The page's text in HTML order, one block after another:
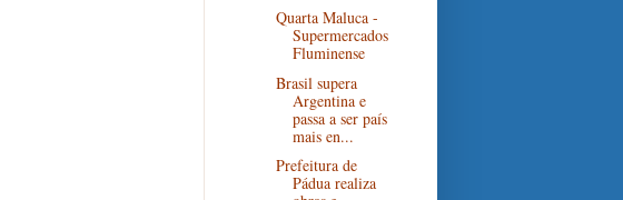
Quarta Maluca -
Supermercados
Fluminense
Brasil supera
Argentina e
passa a ser país
mais en...
Prefeitura de
Pádua realiza